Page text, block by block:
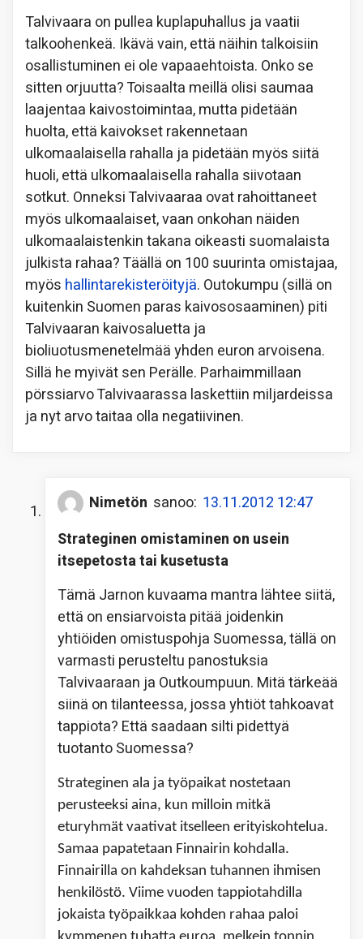
Talvivaara on pullea kuplapuhallus ja vaatii
talkoohenkeä. Ikävä vain, että näihin talkoisiin
osallistuminen ei ole vapaaehtoista. Onko se
sitten orjuutta? Toisaalta meillä olisi saumaa
laajentaa kaivostoimintaa, mutta pidetään
huolta, että kaivokset rakennetaan
ulkomaalaisella rahalla ja pidetään myös siitä
huoli, että ulkomaalaisella rahalla siivotaan
sotkut. Onneksi Talvivaaraa ovat rahoittaneet
myös ulkomaalaiset, vaan onkohan näiden
ulkomaalaistenkin takana oikeasti suomalaista
julkista rahaa? Täällä on 100 suurinta omistajaa,
myös hallintarekisteröityjä. Outokumpu (sillä on
kuitenkin Suomen paras kaivososaaminen) piti
Talvivaaran kaivosaluetta ja
bioliuotusmenetelmää yhden euron arvoisena.
Sillä he myivät sen Perälle. Parhaimmillaan
pörssiarvo Talvivaarassa laskettiin miljardeissa
ja nyt arvo taitaa olla negatiivinen.
Nimetön sanoo: 13.11.2012 12:47
Strateginen omistaminen on usein
itsepetosta tai kusetusta
Tämä Jarnon kuvaama mantra lähtee siitä,
että on ensiarvoista pitää joidenkin
yhtiöiden omistuspohja Suomessa, tällä on
varmasti perusteltu panostuksia
Talvivaaraan ja Outkoumpuun. Mitä tärkeää
siinä on tilanteessa, jossa yhtiöt tahkoavat
tappiota? Että saadaan silti pidettyä
tuotanto Suomessa?
Strateginen ala ja työpaikat nostetaan
perusteeksi aina, kun milloin mitkä
eturyhmät vaativat itselleen erityiskohtelua.
Samaa papatetaan Finnairin kohdalla.
Finnairilla on kahdeksan tuhannen ihmisen
henkilöstö. Viime vuoden tappiotahdilla
jokaista työpaikkaa kohden rahaa paloi